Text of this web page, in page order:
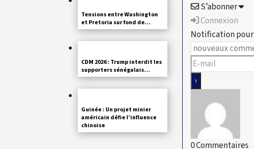
S’abonner
Connexion
Notification pour
0Commentaires
Tensions entre Washington
et Pretoria sur fond de…
CDM 2026 : Trump interdit les
supporters sénégalais…
Guinée : Un projet minier
américain défie l’influence
chinoise